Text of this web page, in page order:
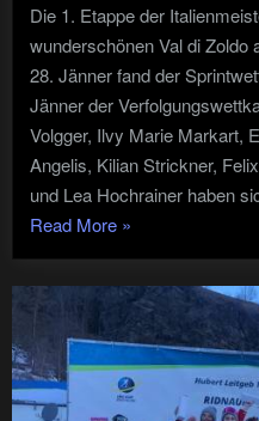
Die 1. Etappe der
wunderschönen Val di
28. Jänner fand der
Jänner der
Volgger, Ilvy Marie Markart,
Angelis, Kilian Strickner,
und Lea Hochrainer haben
Read More
Val
di
Zoldo
–
28.01.23-
29.01.23"
»